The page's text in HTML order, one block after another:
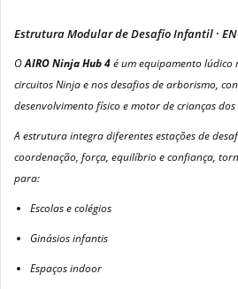
Estrutura Modular de Desafio Infantil · EN
OAIRO Ninja Hub 4é um equipamento
circuitos Ninja e nos desafios de arborismo,
desenvolvimento físico e motor de crianças
A estrutura integra diferentes estações de
coordenação, força, equilíbrio e confiança,
para:
Escolas e colégios
Ginásios infantis
Espaços indoor